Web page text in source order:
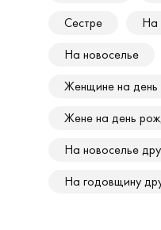
Сестре
На
На новоселье
Женщине на день
Жене на день
На новоселье
На годовщину